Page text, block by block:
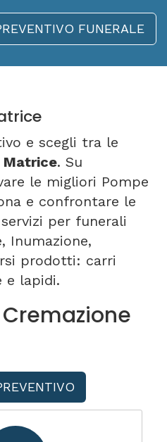
FUNERALE
e scegli tra le
Matrice. Su
le migliori Pompe
e confrontare le
per funerali
Inumazione,
prodotti: carri
e lapidi.
Cremazione